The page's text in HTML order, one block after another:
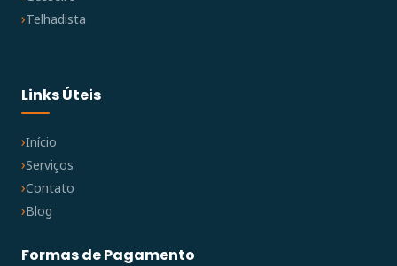
Telhadista
Links Úteis
Início
Serviços
Contato
Blog
Formas de Pagamento